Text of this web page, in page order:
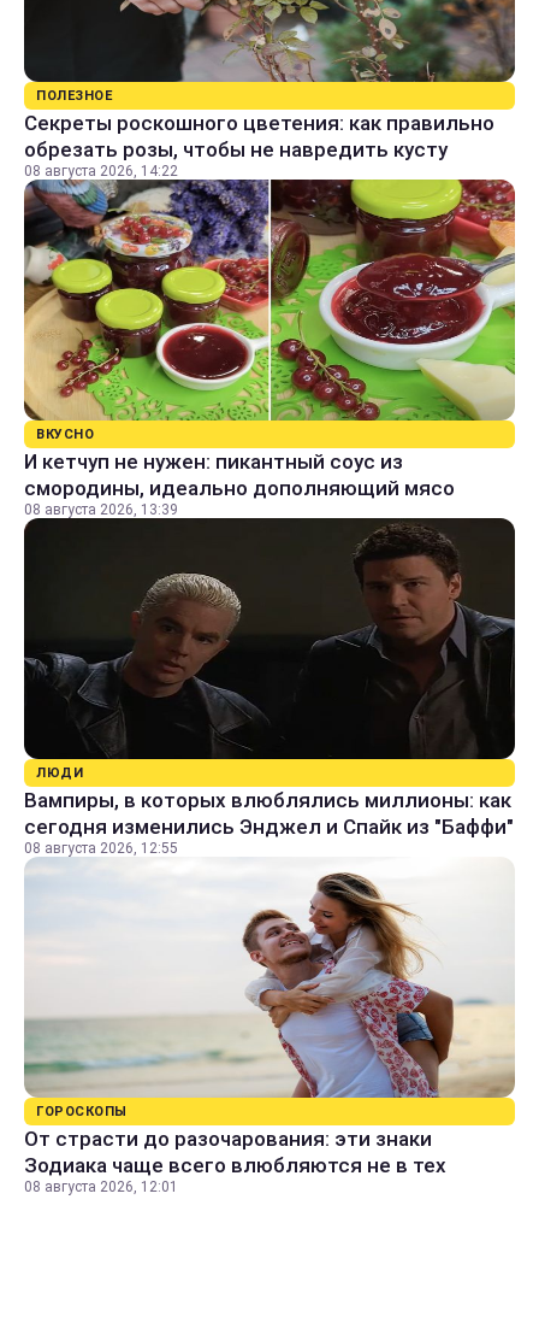
ПОЛЕЗНОЕ
Секреты роскошного цветения: как правильно
обрезать розы, чтобы не навредить кусту
08 августа 2026, 14:22
ВКУСНО
И кетчуп не нужен: пикантный соус из
смородины, идеально дополняющий мясо
08 августа 2026, 13:39
ЛЮДИ
Вампиры, в которых влюблялись миллионы: как
сегодня изменились Энджел и Спайк из "Баффи"
08 августа 2026, 12:55
ГОРОСКОПЫ
От страсти до разочарования: эти знаки
Зодиака чаще всего влюбляются не в тех
08 августа 2026, 12:01